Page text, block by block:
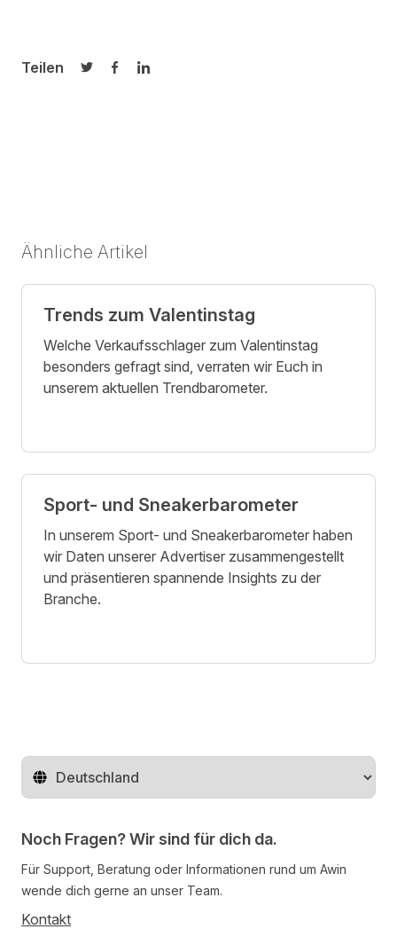
Teilen
Auf Twitter teilen
Auf Facebook teilen
Auf LinkedIn teilen
Ähnliche Artikel
Trends zum Valentinstag
Welche Verkaufsschlager zum Valentinstag
besonders gefragt sind, verraten wir Euch in
unserem aktuellen Trendbarometer.
Sport- und Sneakerbarometer
In unserem Sport- und Sneakerbarometer haben
wir Daten unserer Advertiser zusammengestellt
und präsentieren spannende Insights zu der
Branche.
Region ändern
Noch Fragen? Wir sind für dich da.
Für Support, Beratung oder Informationen rund um Awin
wende dich gerne an unser Team.
Kontakt